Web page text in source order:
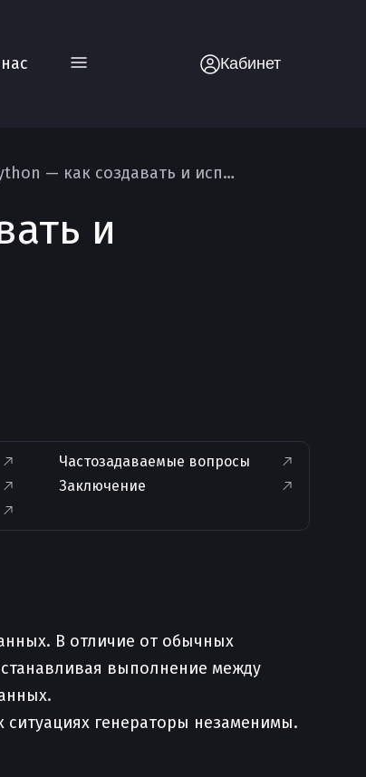
Кабинет
Генераторы и yield в Python — как создавать и использовать
и
Частозадаваемые вопросы
Заключение
В отличие от обычных
выполнение между
ситуациях генераторы незаменимы.